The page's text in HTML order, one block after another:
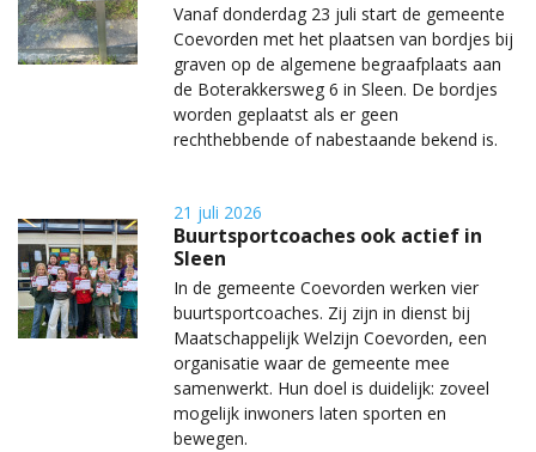
Vanaf donderdag 23 juli start de gemeente
Coevorden met het plaatsen van bordjes bij
graven op de algemene begraafplaats aan
de Boterakkersweg 6 in Sleen. De bordjes
worden geplaatst als er geen
rechthebbende of nabestaande bekend is.
21 juli 2026
Buurtsportcoaches ook actief in
Sleen
In de gemeente Coevorden werken vier
buurtsportcoaches. Zij zijn in dienst bij
Maatschappelijk Welzijn Coevorden, een
organisatie waar de gemeente mee
samenwerkt. Hun doel is duidelijk: zoveel
mogelijk inwoners laten sporten en
bewegen.